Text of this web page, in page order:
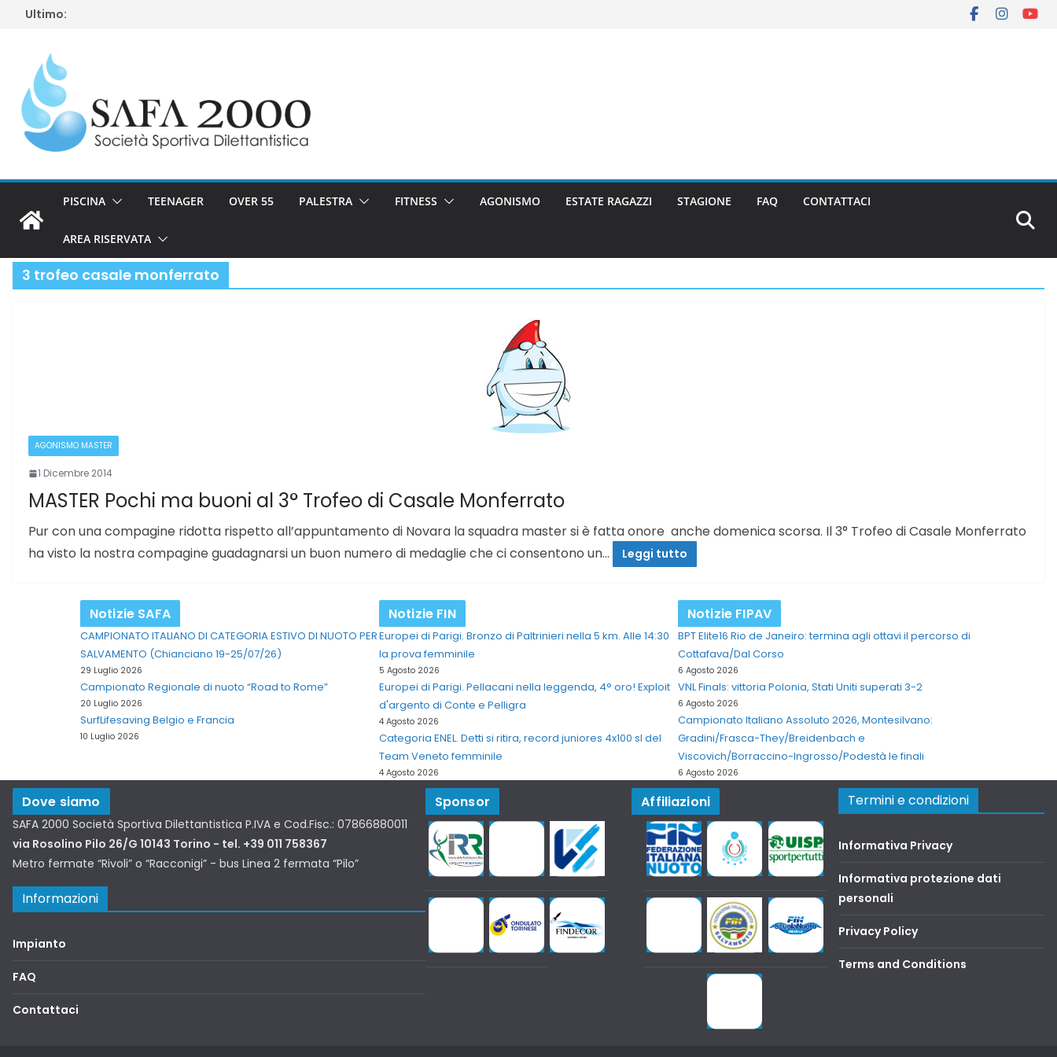
SaltaUltimo:
PISCINA TEENAGER OVER 55 PALESTRA FITNESS AGONISMO ESTATE RAGAZZI STAGIONE FAQ CONTATTACI
AREA RISERVATA
3 trofeo casale monferrato
AGONISMO MASTER
1 Dicembre 2014
MASTER Pochi ma buoni al 3° Trofeo di Casale Monferrato
Pur con una compagine ridotta rispetto all’appuntamento di Novara la squadra master si è fatta onore anche domenica scorsa. Il 3° Trofeo di Casale Monferrato
ha visto la nostra compagine guadagnarsi un buon numero di medaglie che ci consentono un…
Leggi tutto
Notizie SAFA
CAMPIONATO ITALIANO DI CATEGORIA ESTIVO DI NUOTO PER
SALVAMENTO (Chianciano 19-25/07/26)
29 Luglio 2026
Campionato Regionale di nuoto “Road to Rome”
20 Luglio 2026
SurfLifesaving Belgio e Francia
10 Luglio 2026
Notizie FIN
Europei di Parigi. Bronzo di Paltrinieri nella 5 km. Alle 14:30
la prova femminile
5 Agosto 2026
Europei di Parigi. Pellacani nella leggenda, 4° oro! Exploit
d'argento di Conte e Pelligra
4 Agosto 2026
Categoria ENEL. Detti si ritira, record juniores 4x100 sl del
Team Veneto femminile
4 Agosto 2026
Notizie FIPAV
BPT Elite16 Rio de Janeiro: termina agli ottavi il percorso di
Cottafava/Dal Corso
6 Agosto 2026
VNL Finals: vittoria Polonia, Stati Uniti superati 3-2
6 Agosto 2026
Campionato Italiano Assoluto 2026, Montesilvano:
Gradini/Frasca-They/Breidenbach e
Viscovich/Borraccino-Ingrosso/Podestà le finali
6 Agosto 2026
Dove siamo
SAFA 2000 Società Sportiva Dilettantistica P.IVA e Cod.Fisc.: 07866880011
via Rosolino Pilo 26/G 10143 Torino - tel. +39 011 758367
Metro fermate “Rivoli” o “Racconigi” - bus Linea 2 fermata “Pilo”
Informazioni
Impianto
FAQ
Contattaci
Sponsor Affiliazioni Termini e condizioni
Informativa Privacy
Informativa protezione dati
personali
Privacy Policy
Terms and Conditions